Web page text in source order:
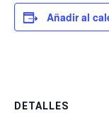
Añadir al
DETALLES